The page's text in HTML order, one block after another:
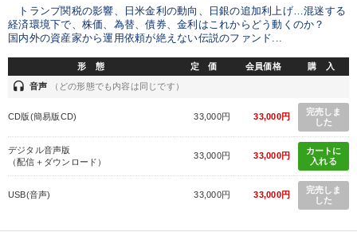
トランプ関税の影響、日米金利の動向、日銀の追加利上げ…混迷する
経済環境下で、株価、為替、債券、金利はこれからどう動くのか？
国内外の資産家から運用依頼が絶えない伝説のファンド...
形 態 定 価 会員価格 購 入
headset 音声 （どの形態でも内容は同じです）
CD版(簡易版CD) 33,000円 33,000円
完売しま
した
デジタル音声版
（配信＋ダウンロード）
33,000円 33,000円
カートに
入れる
USB(音声) 33,000円 33,000円
完売しま
した